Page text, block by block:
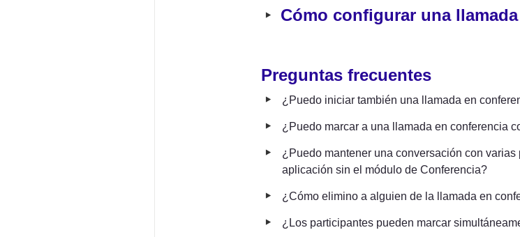
‣ Cómo configurar una
Preguntas frecuentes
‣ ¿Puedo iniciar también una llamada en
‣ ¿Puedo marcar a una llamada en conferencia
‣
¿Puedo mantener una conversación con
aplicación sin el módulo de Conferencia?
‣ ¿Cómo elimino a alguien de la llamada en
‣ ¿Los participantes pueden marcar